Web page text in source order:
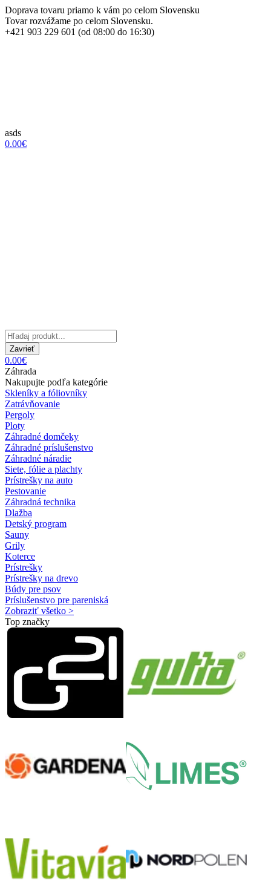
Doprava tovaru priamo k vám po celom Slovensku
Tovar rozvážame po celom Slovensku.
+421 903 229 601 (od 08:00 do 16:30)
asds
0.00€
Zavrieť
0.00€
Záhrada
Nakupujte podľa kategórie
Skleníky a fóliovníky
Zatrávňovanie
Pergoly
Ploty
Záhradné domčeky
Záhradné príslušenstvo
Záhradné náradie
Siete, fólie a plachty
Prístrešky na auto
Pestovanie
Záhradná technika
Dlažba
Detský program
Sauny
Grily
Koterce
Prístrešky
Prístrešky na drevo
Búdy pre psov
Príslušenstvo pre pareniská
Zobraziť všetko >
Top značky